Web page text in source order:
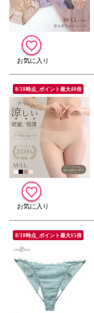
8/10時点_ポイント最大40倍
8/10時点_ポイント最大15倍